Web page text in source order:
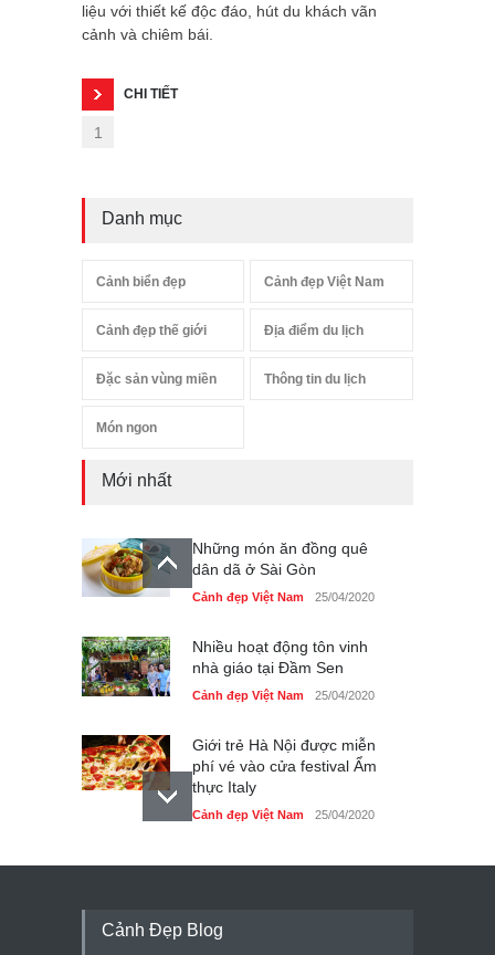
liệu với thiết kế độc đáo, hút du khách vãn
cảnh và chiêm bái.
CHI TIẾT
1
Danh mục
Cảnh biển đẹp Cảnh đẹp Việt Nam
Cảnh đẹp thế giới Địa điểm du lịch
Đặc sản vùng miền Thông tin du lịch
Món ngon
Mới nhất
Những món ăn đồng quê
dân dã ở Sài Gòn
Cảnh đẹp Việt Nam 25/04/2020
Nhiều hoạt động tôn vinh
nhà giáo tại Đầm Sen
Cảnh đẹp Việt Nam 25/04/2020
Giới trẻ Hà Nội được miễn
phí vé vào cửa festival Ẩm
thực Italy
Cảnh đẹp Việt Nam 25/04/2020
Tam giác mạch khoe sắc
Cảnh Đẹp Blog